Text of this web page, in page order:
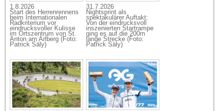
1.8.2026
Start des Herrenrennens
beim Internationalen
Radkriterium vor
eindrucksvoller Kulisse
im Ortszentrum von St.
Anton am Arlberg (Foto:
Patrick Säly)
31.7.2026
Nightsprint als
spektakulärer Auftakt:
Von der eindrucksvoll
inszenierten Startrampe
ging es auf die 200m
lange Strecke (Foto:
Patrick Säly)